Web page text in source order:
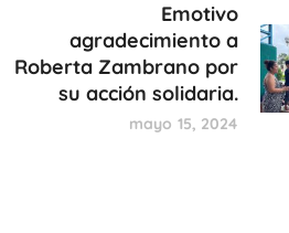
Emotivo
agradecimiento a
Roberta Zambrano por
su acción solidaria.
mayo 15, 2024